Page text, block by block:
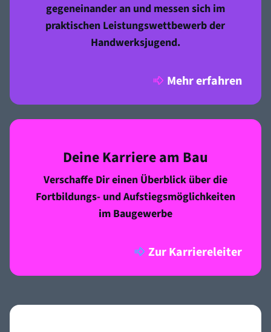
gegeneinander an und messen sich im
praktischen Leistungswettbewerb der
Handwerksjugend.
Mehr erfahren
Deine Karriere am Bau
Verschaffe Dir einen Überblick über die
Fortbildungs- und Aufstiegsmöglichkeiten
im Baugewerbe
Zur Karriereleiter